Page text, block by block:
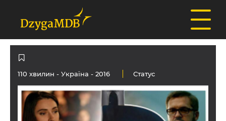
110 хвилин - Україна - 2016 Статус